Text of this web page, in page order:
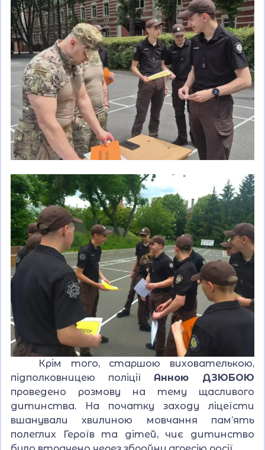
Крім того, старшою вихователькою,
підполковницею поліції Анною ДЗЮБОЮ
проведено розмову на тему щасливого
дитинства. На початку заходу ліцеїсти
вшанували хвилиною мовчання пам’ять
полеглих Героїв та дітей, чиє дитинство